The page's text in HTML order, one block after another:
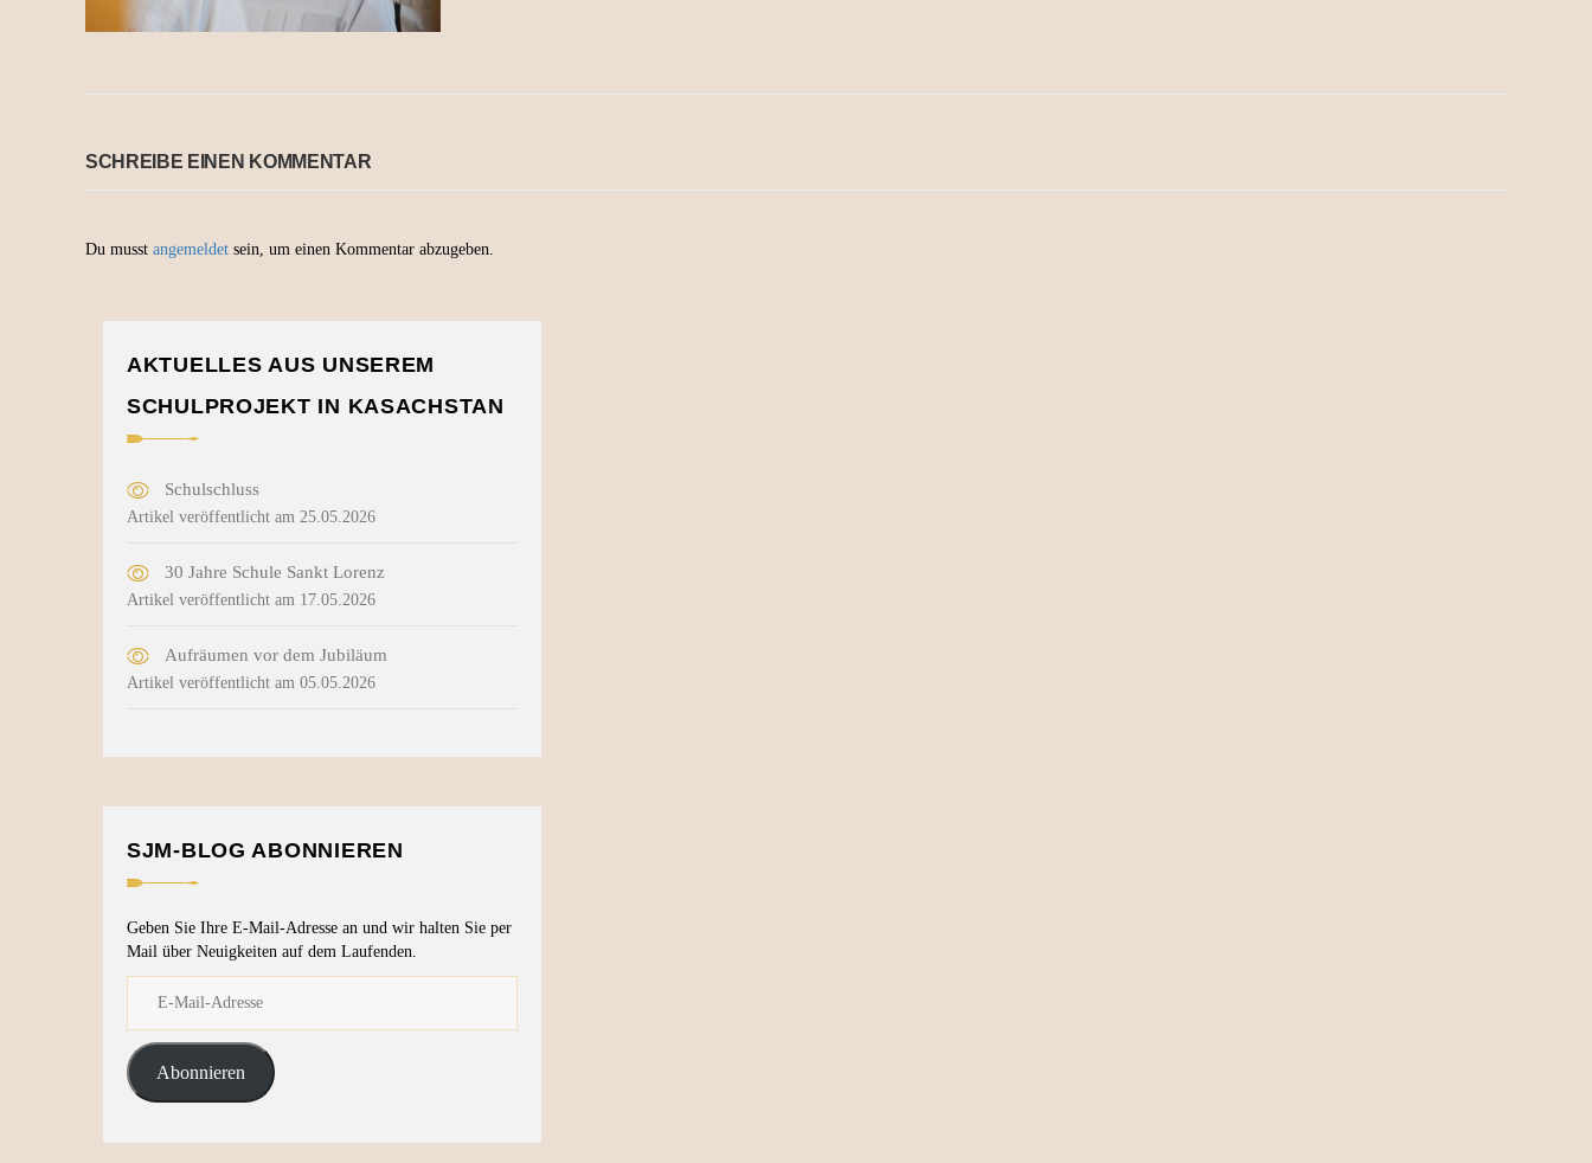
SCHREIBE EINEN KOMMENTAR
Du musst angemeldet sein, um einen Kommentar abzugeben.
AKTUELLES AUS UNSEREM
SCHULPROJEKT IN KASACHSTAN
Schulschluss
Artikel veröffentlicht am 25.05.2026
30 Jahre Schule Sankt Lorenz
Artikel veröffentlicht am 17.05.2026
Aufräumen vor dem Jubiläum
Artikel veröffentlicht am 05.05.2026
SJM-BLOG ABONNIEREN
Geben Sie Ihre E-Mail-Adresse an und wir halten Sie per
Mail über Neuigkeiten auf dem Laufenden.
Abonnieren